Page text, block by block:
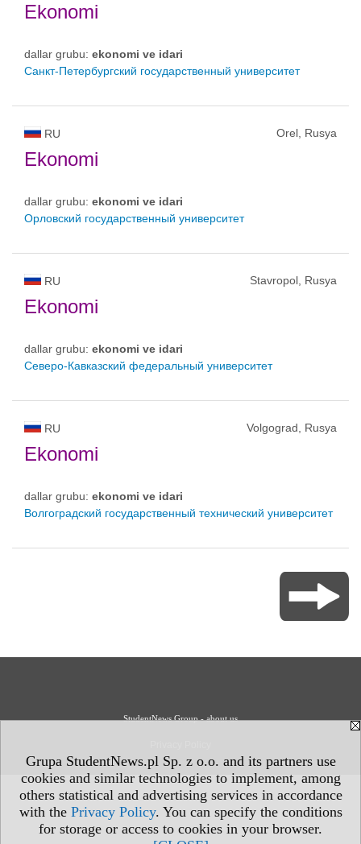
Grupa StudentNews.pl Sp. z o.o. and its partners use
cookies and similar technologies to implement, among
others statistical and advertising services in accordance
with the Privacy Policy. You can specify the conditions
for storage or access to cookies in your browser.
Ekonomi
dallar grubu: ekonomi ve idari
Санкт-Петербургский государственный университет
RU Orel, Rusya
Ekonomi
dallar grubu: ekonomi ve idari
Орловский государственный университет
RU Stavropol, Rusya
Ekonomi
dallar grubu: ekonomi ve idari
Северо-Кавказский федеральный университет
RU Volgograd, Rusya
Ekonomi
dallar grubu: ekonomi ve idari
Волгоградский государственный технический университет
StudentNews Group - about us